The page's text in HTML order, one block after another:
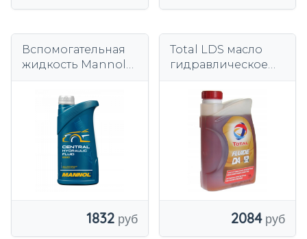
Вспомогательная
жидкость Mannol
1000ml
1832
Total LDS масло
гидравлическое
2084